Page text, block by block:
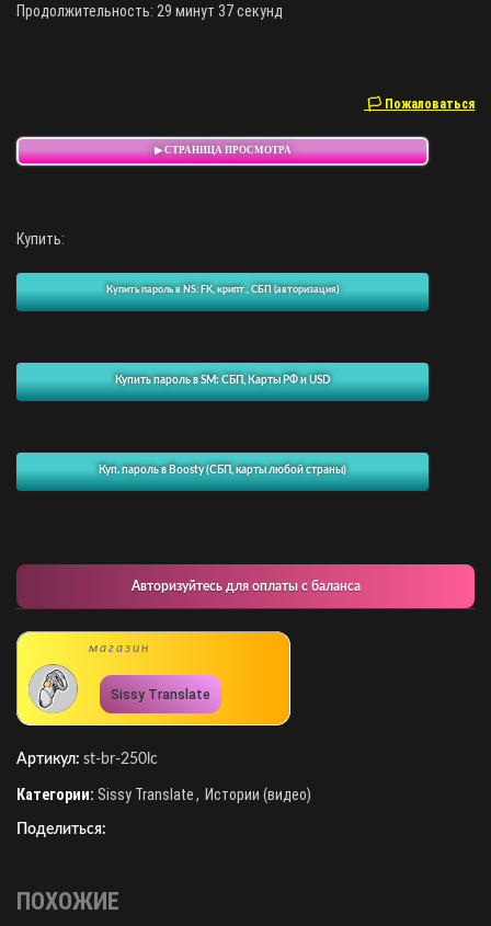
Продолжительность: 29 минут 37 секунд
🏳 Пожаловаться
▶ СТРАНИЦА ПРОСМОТРА
Купить:
Купить пароль в NS: FK, крипт., СБП (авторизация)
Купить пароль в SM: СБП, Карты РФ и USD
Куп. пароль в Boosty (СБП, карты любой страны)
Авторизуйтесь для оплаты с баланса
магазин
Sissy Translate
Артикул: st-br-250lc
Категории: Sissy Translate, Истории (видео)
Поделиться:
ПОХОЖИЕ